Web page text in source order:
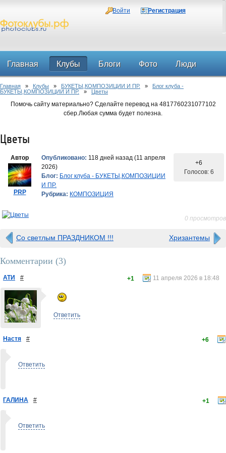
Войти Регистрация
Главная Клубы Блоги Фото Люди
Форум
Главная » Клубы » БУКЕТЫ,КОМПОЗИЦИИ И ПР. » Блог клуба -
БУКЕТЫ,КОМПОЗИЦИИ И ПР. » Цветы
Помочь сайту материально? Сделайте перевод на 4817760231077102
сбер.Любая сумма будет полезна.
Цветы
Автор
PRP
Опубликовано: 118 дней назад (11 апреля
2026)
Блог: Блог клуба - БУКЕТЫ,КОМПОЗИЦИИ
И ПР.
Рубрика: КОМПОЗИЦИЯ
+6
Голосов: 6
0 просмотров
Со светлым ПРАЗДНИКОМ !!! Хризантемы
Комментарии (3)
АТИ # 11 апреля 2026 в 18:48
+1
Ответить
Настя # +6
Ответить
ГАЛИНА # +1
Ответить